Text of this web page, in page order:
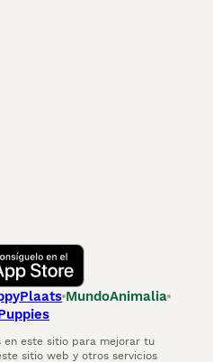
MundoAnimalia
en este sitio para mejorar tu
sitio web y otros servicios